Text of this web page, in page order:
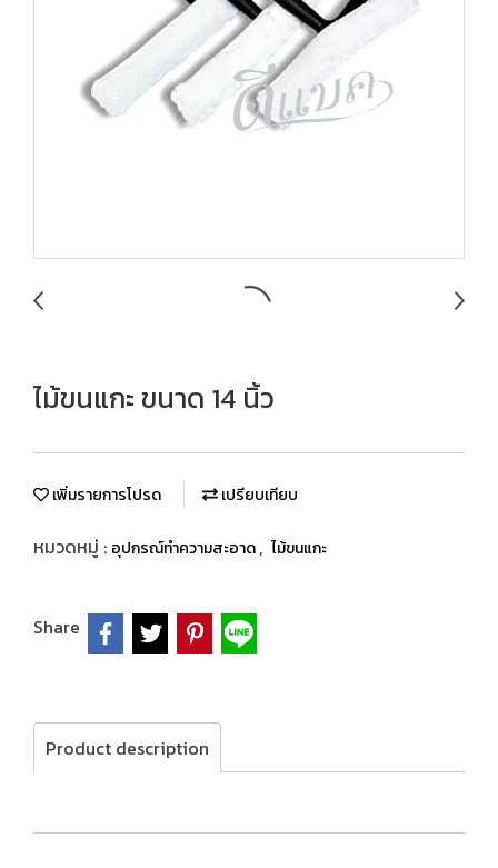
ไม้ขนแกะ ขนาด 14 นิ้ว
เพิ่มรายการโปรด เปรียบเทียบ
หมวดหมู่ : อุปกรณ์ทำความสะอาด, ไม้ขนแกะ
Share
Product description